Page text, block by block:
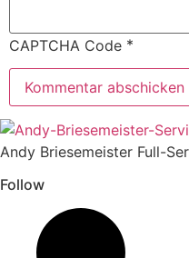
CAPTCHA Code *
Andy Briesemeister Full-
Follow